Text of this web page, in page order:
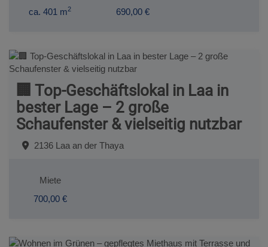
ca. 401 m2 690,00 €
🏢 Top-Geschäftslokal in Laa in
bester Lage – 2 große
Schaufenster & vielseitig nutzbar
2136 Laa an der Thaya
Miete
700,00 €